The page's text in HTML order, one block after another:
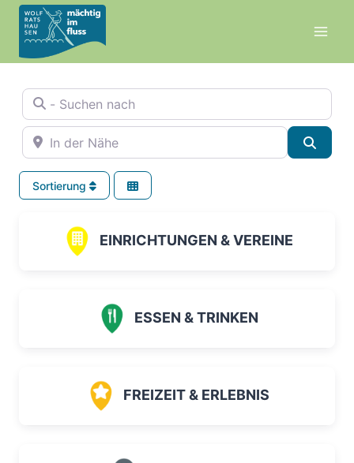
Zum
Inhalt
springen
- Suchen nach
In der Nähe
Sortierung
EINRICHTUNGEN & VEREINE
ESSEN & TRINKEN
FREIZEIT & ERLEBNIS